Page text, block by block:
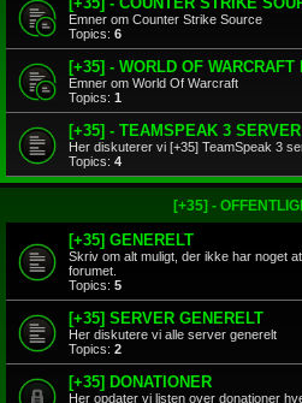
Emner om Counter Strike Source
Topics: 6
[+35] - WORLD OF WARCRAFT
Emner om World Of Warcraft
Topics: 1
[+35] - TEAMSPEAK 3 SERVER
Her diskuterer vi [+35] TeamSpeak 3
Topics: 4
[+35] -
[+35] GENERELT
Skriv om alt muligt, der ikke har noget
forumet.
Topics: 5
[+35] SERVER GENERELT
Her diskutere vi alle server generelt
Topics: 2
[+35] DONATIONER
Her opdater vi listen over donationer